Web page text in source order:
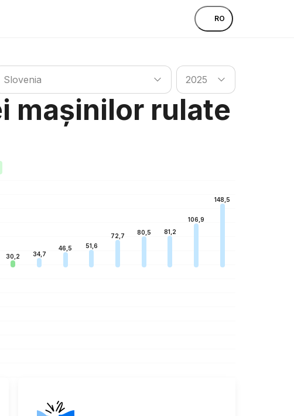
RO
țara
Slovenia
Caută țara
2025
mașinilor rulate
30,2 34,7
46,5 51,6
72,7
80,5 81,2
106,9
148,5